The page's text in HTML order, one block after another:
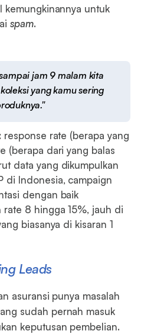
untuk
spam.
jam 9 malam kita
yang kamu sering
rate (berapa yang
(berapa dari yang balas
data yang dikumpulkan
di Indonesia, campaign
dengan baik
8 hingga 15%, jauh di
biasanya di kisaran 1
Leads
asuransi punya masalah
sudah pernah masuk
keputusan pembelian.